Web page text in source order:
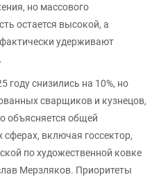
но массового
остается высокой, а
удерживают
году снизились на 10%, но
сварщиков и кузнецов,
объясняется общей
сферах, включая госсектор,
по художественной ковке
Мерзляков. Приоритеты